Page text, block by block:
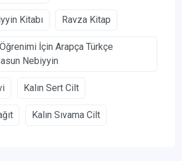
Kitabı Ravza Kitap
İçin Arapça Türkçe
Nebiyyin
Kalın Sert Cilt
Kalın Sıvama Cilt